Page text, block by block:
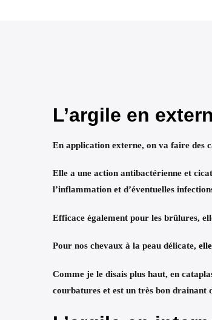
L’argile en
En application externe, on va faire des
Elle a une action antibactérienne et
l’inflammation et d’éventuelles
Efficace également pour les brûlures,
Pour nos chevaux à la peau délicate,
Comme je le disais plus haut, en
courbatures et est un très bon drainant